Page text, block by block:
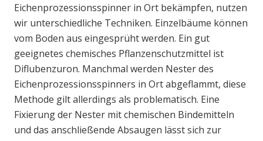
Eichenprozessionsspinner in Ort bekämpfen, nutzen
wir unterschiedliche Techniken. Einzelbäume können
vom Boden aus eingesprüht werden. Ein gut
geeignetes chemisches Pflanzenschutzmittel ist
Diflubenzuron. Manchmal werden Nester des
Eichenprozessionsspinners in Ort abgeflammt, diese
Methode gilt allerdings als problematisch. Eine
Fixierung der Nester mit chemischen Bindemitteln
und das anschließende Absaugen lässt sich zur